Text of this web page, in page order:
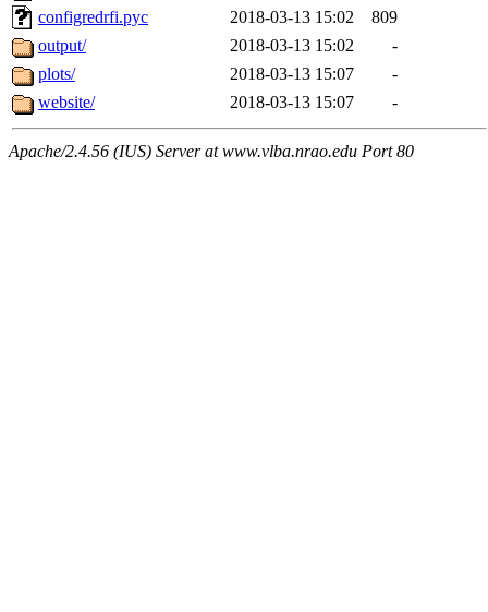
configredrfi.pyc
2018-03-13 15:02
809
output/
2018-03-13 15:02
-
plots/
2018-03-13 15:07
-
website/
2018-03-13 15:07 -
Apache/2.4.56 (IUS) Server at www.vlba.nrao.edu Port 80